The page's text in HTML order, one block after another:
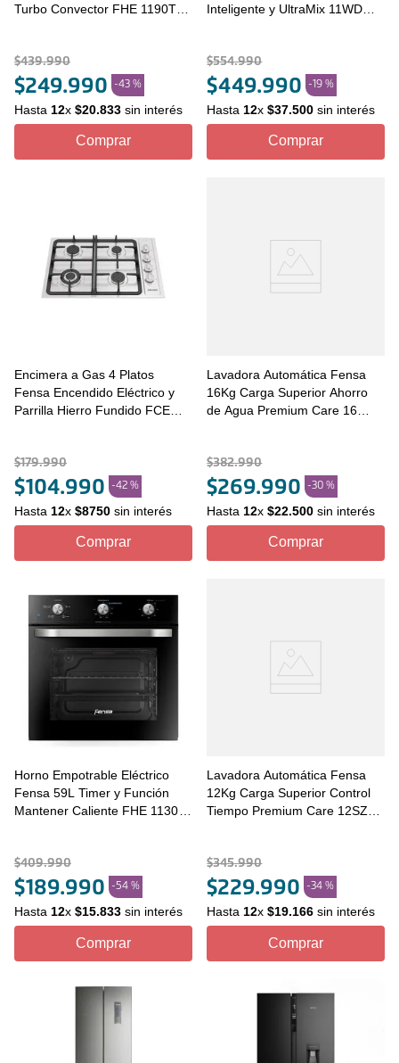
Turbo Convector FHE 1190T
$439.990
$249.990 -43 %
Hasta 12x $20.833 sin interés
Comprar
Inteligente y UltraMix 11WD
$554.990
$449.990 -19 %
Hasta 12x$37.500 sin interés
Comprar
Encimera a Gas 4 Platos
Fensa Encendido Eléctrico y
Parrilla Hierro Fundido FCE
$179.990
$104.990 -42 %
Hasta 12x $8750 sin interés
Comprar
Lavadora Automática Fensa
16Kg Carga Superior Ahorro
de Agua Premium Care 16
$382.990
$269.990 -30 %
Hasta 12x$22.500 sin interés
Comprar
Horno Empotrable Eléctrico
Fensa 59L Timer y Función
Mantener Caliente FHE 1130M
$409.990
$189.990 -54 %
Hasta 12x $15.833 sin interés
Comprar
Lavadora Automática Fensa
12Kg Carga Superior Control
Tiempo Premium Care 12SZ
$345.990
$229.990 -34 %
Hasta12x$19.166 sin interés
Comprar